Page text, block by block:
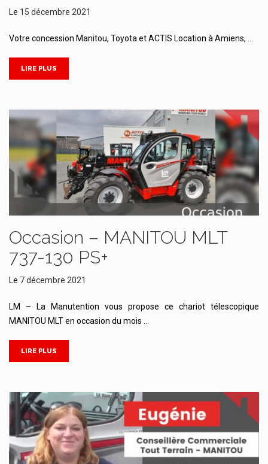
Le 15 décembre 2021
Votre concession Manitou, Toyota et ACTIS Location à Amiens, …
LIRE PLUS
Occasion – MANITOU MLT
737-130 PS+
Le 7 décembre 2021
LM – La Manutention vous propose ce chariot télescopique
MANITOU MLT en occasion du mois …
LIRE PLUS